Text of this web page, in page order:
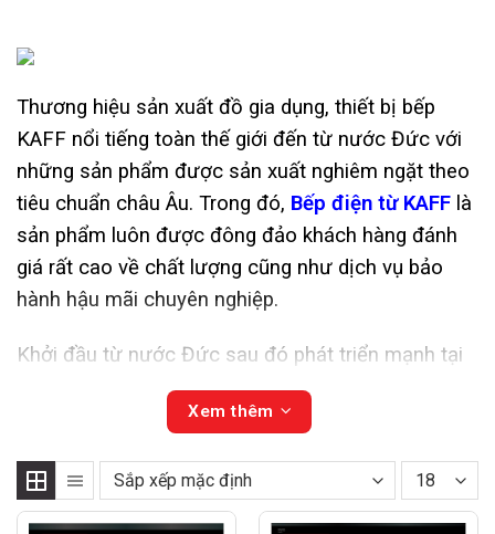
Thương hiệu sản xuất đồ gia dụng, thiết bị bếp
KAFF nổi tiếng toàn thế giới đến từ nước Đức với
những sản phẩm được sản xuất nghiêm ngặt theo
tiêu chuẩn châu Âu. Trong đó, Bếp điện từ KAFF là
sản phẩm luôn được đông đảo khách hàng đánh
giá rất cao về chất lượng cũng như dịch vụ bảo
hành hậu mãi chuyên nghiệp.
Khởi đầu từ nước Đức sau đó phát triển mạnh tại
thị trường Ấn Độ, thương hiệu KAFF ngày một
vươn xa tại thị trường Châu Á.
Với hơn 10 năm hoạt động tại Việt Nam, bếp điện
từ KAFF ngày một khẳng định vị thế dẫn đầu về
Xem thêm